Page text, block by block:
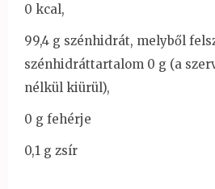
0 kcal,
99,4 g szénhidrát, melyből
szénhidráttartalom 0 g (a
nélkül kiürül),
0 g fehérje
0,1 g zsír